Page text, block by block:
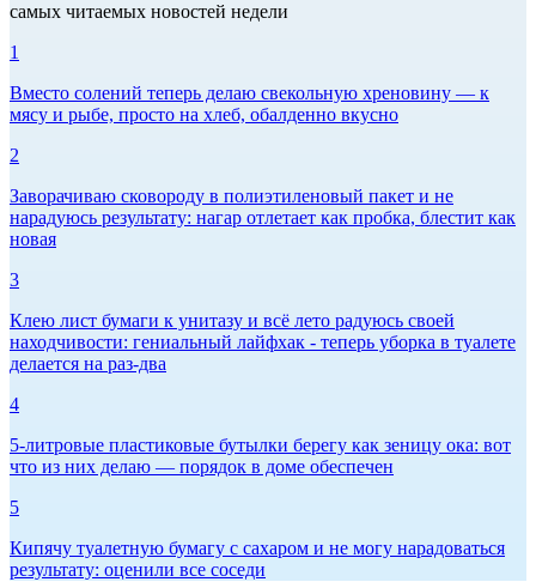
самых читаемых новостей недели
1
Вместо солений теперь делаю свекольную хреновину — к
мясу и рыбе, просто на хлеб, обалденно вкусно
2
Заворачиваю сковороду в полиэтиленовый пакет и не
нарадуюсь результату: нагар отлетает как пробка, блестит как
новая
3
Клею лист бумаги к унитазу и всё лето радуюсь своей
находчивости: гениальный лайфхак - теперь уборка в туалете
делается на раз-два
4
5-литровые пластиковые бутылки берегу как зеницу ока: вот
что из них делаю — порядок в доме обеспечен
5
Кипячу туалетную бумагу с сахаром и не могу нарадоваться
результату: оценили все соседи